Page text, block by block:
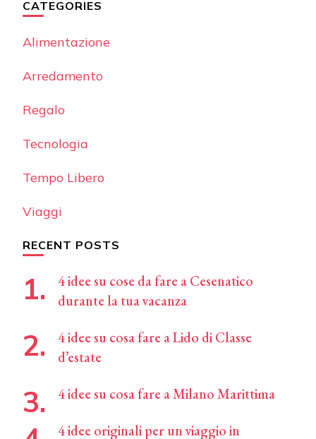
CATEGORIES
Alimentazione
Arredamento
Regalo
Tecnologia
Tempo Libero
Viaggi
RECENT POSTS
4 idee su cose da fare a Cesenatico
durante la tua vacanza
4 idee su cosa fare a Lido di Classe
d’estate
4 idee su cosa fare a Milano Marittima
4 idee originali per un viaggio in